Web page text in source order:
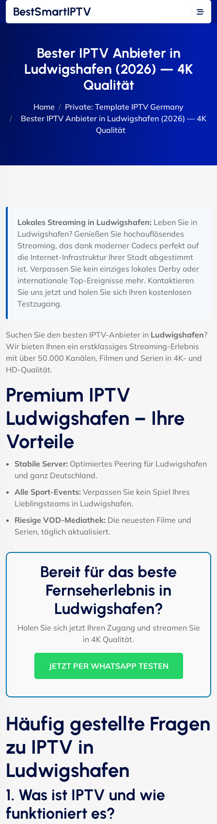
BestSmartIPTV
Bester IPTV Anbieter in
Ludwigshafen (2026) — 4K
Qualität
Home
Private: Template IPTV Germany
Bester IPTV Anbieter in Ludwigshafen (2026) — 4K
Qualität
Lokales Streaming in Ludwigshafen: Leben Sie in
Ludwigshafen? Genießen Sie hochauflösendes
Streaming, das dank moderner Codecs perfekt auf
die Internet-Infrastruktur Ihrer Stadt abgestimmt
ist. Verpassen Sie kein einziges lokales Derby oder
internationale Top-Ereignisse mehr. Kontaktieren
Sie uns jetzt und holen Sie sich Ihren kostenlosen
Testzugang.
Suchen Sie den besten IPTV-Anbieter in Ludwigshafen?
Wir bieten Ihnen ein erstklassiges Streaming-Erlebnis
mit über 50.000 Kanälen, Filmen und Serien in 4K- und
HD-Qualität.
Premium IPTV
Ludwigshafen – Ihre
Vorteile
Stabile Server: Optimiertes Peering für Ludwigshafen
und ganz Deutschland.
Alle Sport-Events: Verpassen Sie kein Spiel Ihres
Lieblingsteams in Ludwigshafen.
Riesige VOD-Mediathek: Die neuesten Filme und
Serien, täglich aktualisiert.
Bereit für das beste
Fernseherlebnis in
Ludwigshafen?
Holen Sie sich jetzt Ihren Zugang und streamen Sie
in 4K Qualität.
JETZT PER WHATSAPP TESTEN
Häufig gestellte Fragen
zu IPTV in
Ludwigshafen
1. Was ist IPTV und wie
funktioniert es?